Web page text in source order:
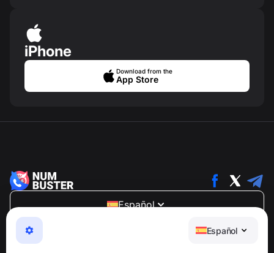
Español
iPhone
Download from the
App Store
Español
NumBuster © 2013—2026 ·
support@numbuster.com
Una aplicación fácil de usar que te protege de estafas